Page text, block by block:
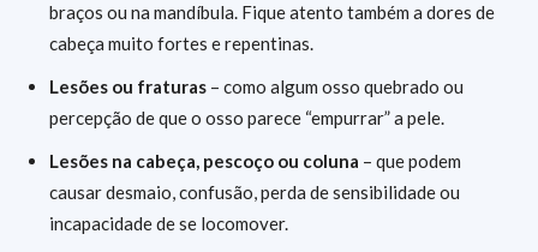
braços ou na mandíbula. Fique atento também a dores de
cabeça muito fortes e repentinas.
Lesões ou fraturas – como algum osso quebrado ou
percepção de que o osso parece “empurrar” a pele.
Lesões na cabeça, pescoço ou coluna – que podem
causar desmaio, confusão, perda de sensibilidade ou
incapacidade de se locomover.